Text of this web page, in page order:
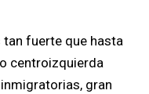
centroizquierda
gran